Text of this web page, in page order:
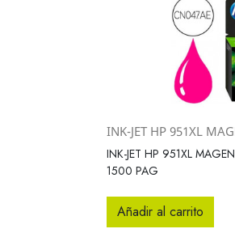

INK-JET HP 951XL
INK-JET HP 951XL
1500 PAG
Añadir al carrito